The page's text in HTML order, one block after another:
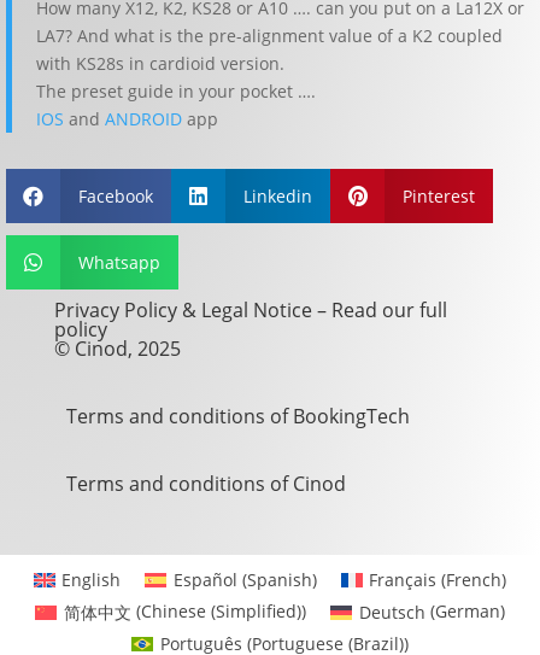
How many X12, K2, KS28 or A10 …. can you put on a La12X or
LA7? And what is the pre-alignment value of a K2 coupled
with KS28s in cardioid version.
The preset guide in your pocket ….
IOS andANDROID app
 Facebook  Linkedin  Pinterest
 Whatsapp
Privacy Policy & Legal Notice – Read our full
policy
© Cinod, 2025
Terms and conditions of BookingTech
Terms and conditions of Cinod
English Español (Spanish) Français (French)
简体中文 (Chinese (Simplified)) Deutsch (German)
Português (Portuguese (Brazil))